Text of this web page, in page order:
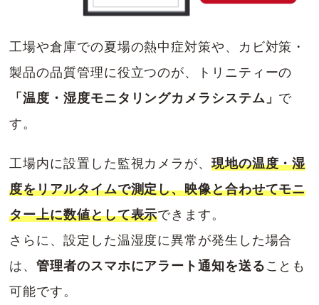
工場や倉庫での夏場の熱中症対策や、カビ対策・
製品の品質管理に役立つのが、トリニティーの
「温度・湿度モニタリングカメラシステム」 で
す。
工場内に設置した監視カメラが、 現地の温度・湿
度をリアルタイムで測定し、映像と合わせてモニ
ター上に数値として表示できます。
さらに、設定した温湿度に異常が発生した場合
は、管理者のスマホにアラート通知を送る ことも
可能です。